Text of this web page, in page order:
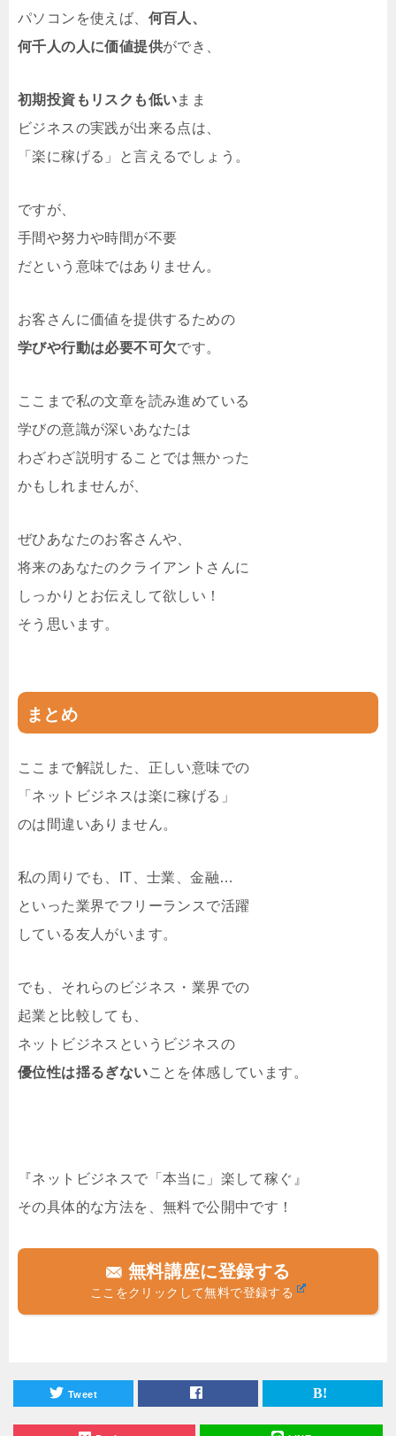
パソコンを使えば、 何百人、
何千人の人に価値提供ができ、
初期投資もリスクも低いまま
ビジネスの実践が出来る点は、
「楽に稼げる」と言えるでしょう。
ですが、
手間や努力や時間が不要
だという意味ではありません。
お客さんに価値を提供するための
学びや行動は必要不可欠です。
ここまで私の文章を読み進めている
学びの意識が深いあなたは
わざわざ説明することでは無かった
かもしれませんが、
ぜひあなたのお客さんや、
将来のあなたのクライアントさんに
しっかりとお伝えして欲しい！
そう思います。
まとめ
ここまで解説した、正しい意味での
「ネットビジネスは楽に稼げる」
のは間違いありません。
私の周りでも、IT、士業、金融…
といった業界でフリーランスで活躍
している友人がいます。
でも、それらのビジネス・業界での
起業と比較しても、
ネットビジネスというビジネスの
優位性は揺るぎないことを体感しています。
『ネットビジネスで「本当に」楽して稼ぐ』
その具体的な方法を、無料で公開中です！
無料講座に登録する
ここをクリックして無料で登録する
Tweet